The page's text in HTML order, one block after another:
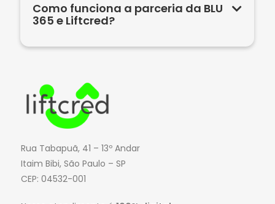
Como funciona a parceria da BLU
365 e Liftcred?
Rua Tabapuã, 41 – 13º Andar
Itaim Bibi, São Paulo – SP
CEP: 04532-001